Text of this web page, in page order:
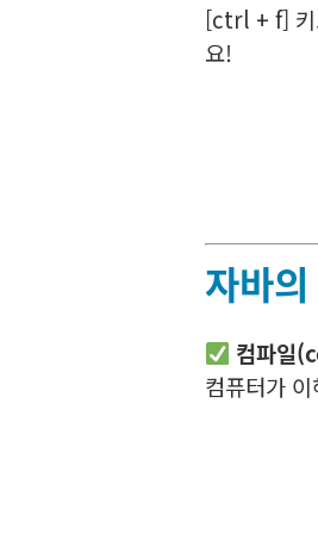
[ctrl + f] 키
요!
자바
컴파일
컴퓨터가